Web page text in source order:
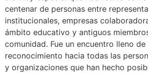
centenar de personas entre
institucionales, empresas
ámbito educativo y antiguos
comunidad. Fue un encuentro lleno
reconocimiento hacia todas las
y organizaciones que han hecho